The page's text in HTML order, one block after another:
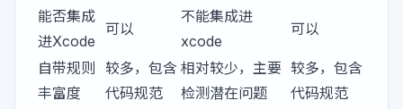
能否集成
进Xcode
可以
不能集成进
xcode
可以
自带规则
丰富度
较多，包含
代码规范
相对较少，主要
检测潜在问题
较多，包含
代码规范